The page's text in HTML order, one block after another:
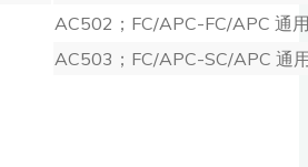
AC502；FC/APC-FC/APC 通
AC503；FC/APC-SC/APC 通